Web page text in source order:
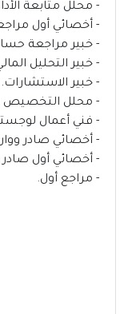
- محلل متابعة
- أخصائي أول
- خبير مراجعة
- خبير التحليل
- خبير الاستشارات.
- محلل التخصيص
- فني أعمال
- أخصائي صادر
- أخصائي أول صادر
- مراجع أول.